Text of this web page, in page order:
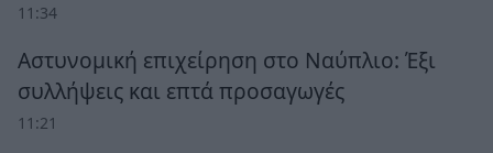
11:34
Αστυνομική επιχείρηση στο Ναύπλιο: Έξι
συλλήψεις και επτά προσαγωγές
11:21